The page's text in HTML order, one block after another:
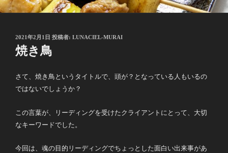
投
稿
日:
2021年2月1日 投稿者: LUNACIEL-MURAI
焼き鳥
さて、焼き鳥というタイトルで、頭が？となっている人もいるの
ではないでしょうか？
この言葉が、リーディングを受けたクライアントにとって、大切
なキーワードでした。
今回は、魂の目的リーディングでちょっとした面白い出来事があ